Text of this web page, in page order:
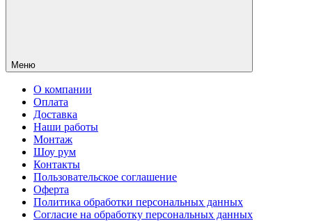
Меню
О компании
Оплата
Доставка
Наши работы
Монтаж
Шоу рум
Контакты
Пользовательское соглашение
Оферта
Политика обработки персональных данных
Согласие на обработку персональных данных